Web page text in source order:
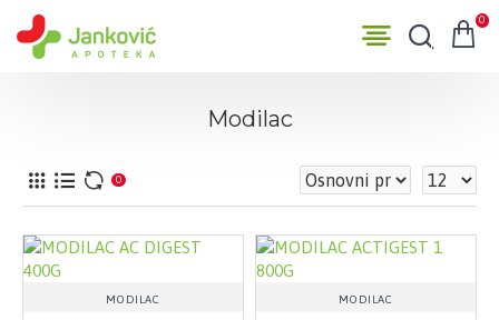
0
Modilac
0
MODILAC MODILAC